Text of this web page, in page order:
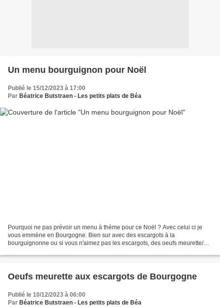
Un menu bourguignon pour Noël
Publié le 15/12/2023 à 17:00
Par Béatrice Butstraen - Les petits plats de Béa
Pourquoi ne pas prévoir un menu à thème pour ce Noël ? Avec celui ci je
vous emmène en Bourgogne. Bien sur avec des escargots à la
bourguignonne ou si vous n'aimez pas les escargots, des oeufs meurette/
Oeufs meurette aux escargots de Bourgogne
Publié le 10/12/2023 à 06:00
Par Béatrice Butstraen - Les petits plats de Béa